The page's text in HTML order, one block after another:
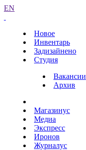
EN
Новое
Инвентарь
Задизайнено
Студия
Вакансии
Архив
Магазинус
Медиа
Экспресс
Иронов
Журналус